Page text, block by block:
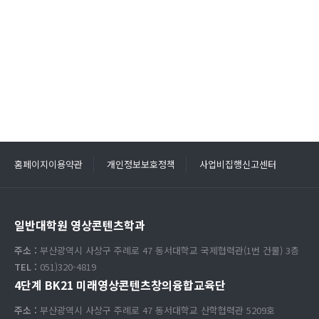
홈페이지이용약관 개인정보보호정책 사업비집행신고센터
일반대학원 영상콘텐츠학과
주소 : 부산광역시 사상구 주례로 47 동서대학교 국제협력관(1번 건물) 3층
TEL : 051)320-4819
4단계 BK21 미래영상콘텐츠창의융합교육단
주소 : 부산광역시 사상구 주례로 47 동서대학교 산학협력관 5209호